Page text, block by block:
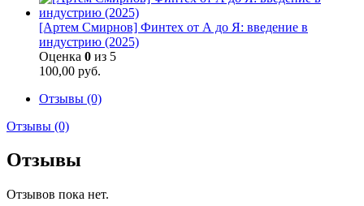
[Артем Смирнов] Финтех от А до Я: введение в
индустрию (2025)
Оценка 0 из 5
100,00 руб.
Отзывы (0)
Отзывы (0)
Отзывы
Отзывов пока нет.